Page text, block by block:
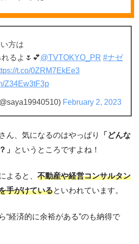
方は
るよ🌷💕@TVTOKYO_PR #ナゼ
t.co/0ZRM7EkEe3
Z34Ew3tF3p
February 2, 2023
ん、気になるのはやっぱり
「どんな
」 というところですよね！
よると、 不動産や経営コンサルタン
手がけているといわれています。
“経済的に余裕がある”のも納得で